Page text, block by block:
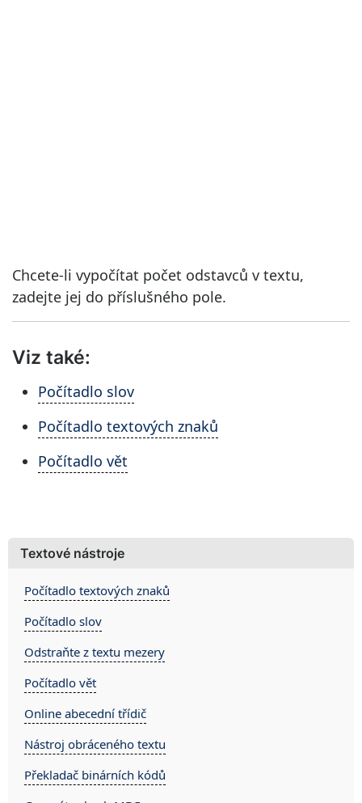
Chcete-li vypočítat počet odstavců v textu,
zadejte jej do příslušného pole.
Viz také:
Počítadlo slov
Počítadlo textových znaků
Počítadlo vět
Textové nástroje
Počítadlo textových znaků
Počítadlo slov
Odstraňte z textu mezery
Počítadlo vět
Online abecední třídič
Nástroj obráceného textu
Překladač binárních kódů